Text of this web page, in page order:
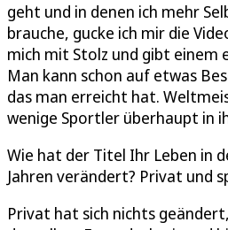
geht und in denen ich mehr
brauche, gucke ich mir die
mich mit Stolz und gibt einem
Man kann schon auf etwas
das man erreicht hat.
wenige Sportler überhaupt in
Wie hat der Titel Ihr Leben in
Jahren verändert? Privat und
Privat hat sich nichts